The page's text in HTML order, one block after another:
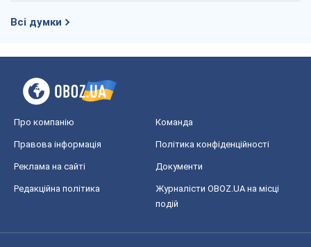
Всі думки
Про компанію Команда
Правова інформація Політика конфіденційності
Реклама на сайті Документи
Редакційна політика
Журналісти OBOZ.UA на місці
подій